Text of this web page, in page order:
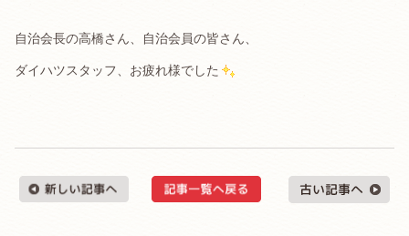
自治会長の高橋さん、自治会員の皆さん、
ダイハツスタッフ、お疲れ様でした